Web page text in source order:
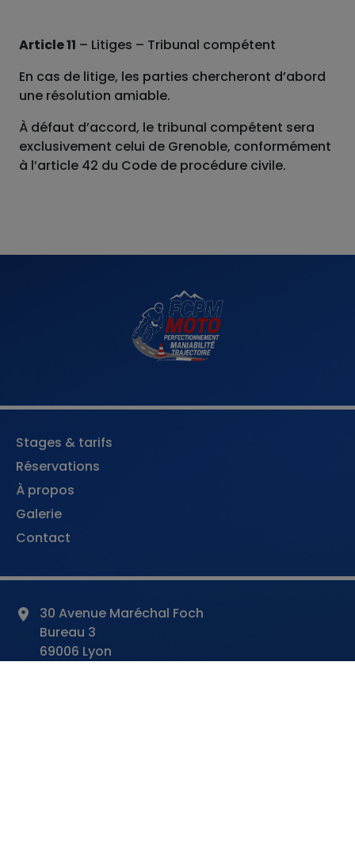
Article 11 – Litiges – Tribunal compétent
En cas de litige, les parties chercheront d’abord
une résolution amiable.
À défaut d’accord, le tribunal compétent sera
exclusivement celui de Grenoble, conformément
à l’article 42 du Code de procédure civile.
Stages & tarifs
Réservations
À propos
Galerie
Contact
30 Avenue Maréchal Foch
Bureau 3
69006 Lyon